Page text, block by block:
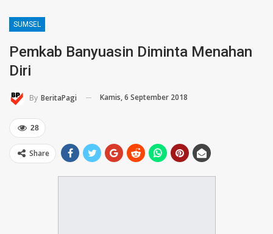
SUMSEL
Pemkab Banyuasin Diminta Menahan
Diri
By BeritaPagi Kamis, 6 September 2018
28
Share